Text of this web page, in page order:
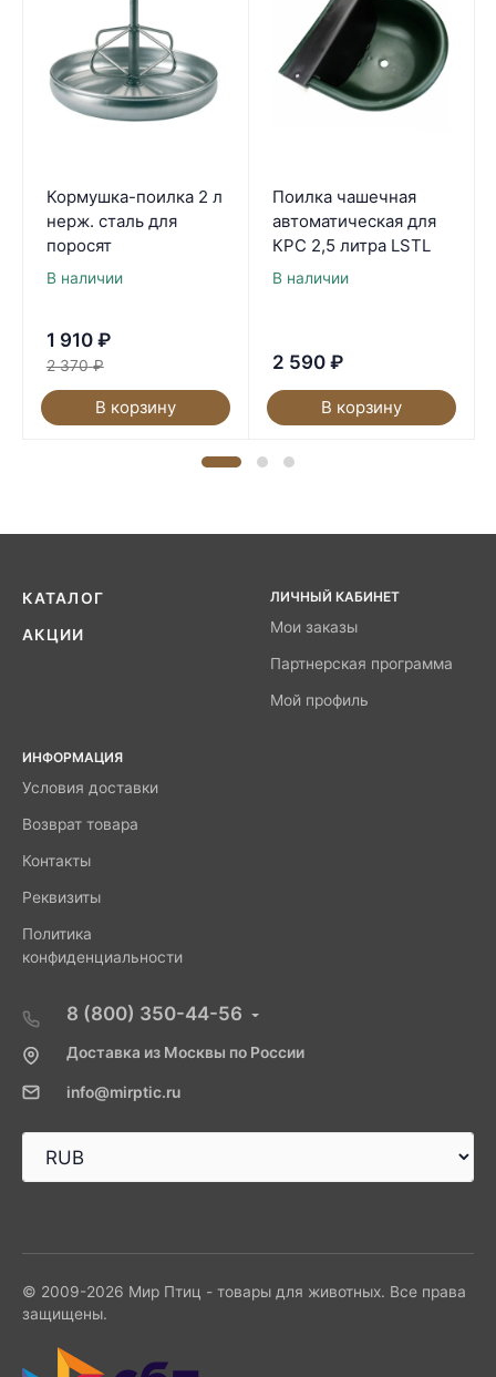
Кормушка-поилка 2 л
нерж. cталь для
поросят
В наличии
1 910 ₽
2 370 ₽
В корзину
Поилка чашечная
автоматическая для
КРС 2,5 литра LSTL
В наличии
2 590 ₽
В корзину
КАТАЛОГ
АКЦИИ
ЛИЧНЫЙ КАБИНЕТ
Мои заказы
Партнерская программа
Мой профиль
ИНФОРМАЦИЯ
Условия доставки
Возврат товара
Контакты
Реквизиты
Политика
конфиденциальности
8 (800) 350-44-56
Доставка из Москвы по России
info@mirptic.ru
© 2009-2026 Мир Птиц - товары для животных. Все права
защищены.